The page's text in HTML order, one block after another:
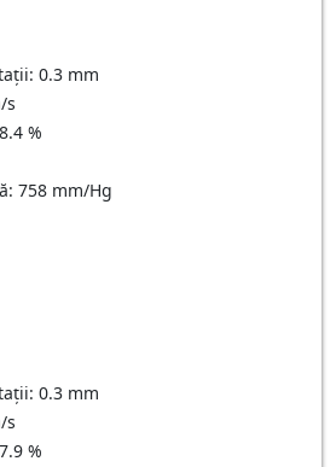
0.3 mm
s
%
758 mm/Hg
0.3 mm
s
%